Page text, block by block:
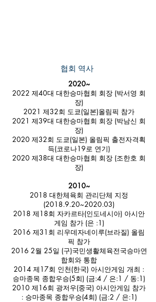
​협회 역사
2020~
2022 제40대 대한승마협회 회장 (박서영 회
장)
2021 제32회 도쿄(일본)올림픽 참가
2021 제39대 대한승마협회 회장 (박남신 회
장)
2020 제32회 도쿄(일본) 올림픽 출전자격획
득(코로나19로 연기)
2020 제38대 대한승마협회 회장 (조한호 회
장)
2010~
2018 대한체육회 관리단체 지정
(2018.9.20~2020.03)
2018 제18회 자카르타(인도네시아) 아시안
게임 참가 (은 :1)
2016 제31회 리우데자네이루(브라질) 올림
픽 참가
2016 2월 25일 (구)국민생활체육전국승마연
합회와 통합
2014 제17회 인천(한국) 아시안게임 개최 :
승마종목 종합우승(5회) (금:4 / 은:1 / 동:1)
2010 제16회 광저우(중국) 아시안게임 참가
: 승마종목 종합우승(4회) (금:2 / 은:1)